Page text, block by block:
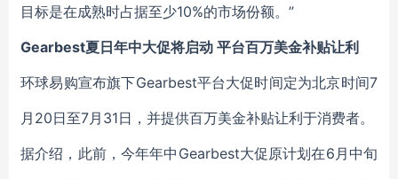
目标是在成熟时占据至少10%的市场份额。”
Gearbest夏日年中大促将启动 平台百万美金补贴让利
环球易购宣布旗下Gearbest平台大促时间定为北京时间7
月20日至7月31日，并提供百万美金补贴让利于消费者。
据介绍，此前，今年年中Gearbest大促原计划在6月中旬